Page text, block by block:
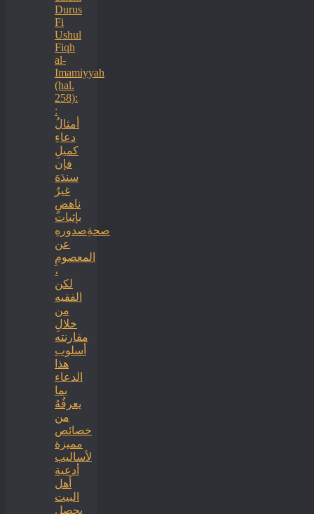
Durus
Fi
Ushul
Fiqh
al-
Imamiyyah
(hal.
258):
:
أمثالُ
دعاءِ
كميلِ
فإن
سندَهَ
غيرُ
ناهضٍ
بإثبات
صحةِصدورهِ
عن
المعصومِ
،
لكن
الفقيه
من
خلالِ
مقارنته
أسلوب
هذا
الدعاء
بما
يعرفُهُ
من
خصائص
مميزة
لأساليب
أدعية
أهل
البيت
يحصل